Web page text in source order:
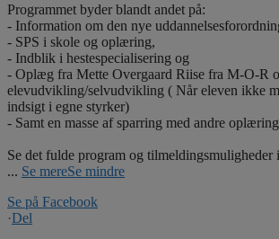
Programmet byder blandt andet på:
- Information om den nye
- SPS i skole og oplæring,
- Indblik i hestespecialisering og
- Oplæg fra Mette Overgaard Riise fra M-O-R
elevudvikling/selvudvikling ( Når eleven ikke
indsigt i egne styrker)
- Samt en masse af sparring med andre
Se det fulde program og tilmeldingsmuligheder
... Se mereSe mindre
Se på Facebook
·Del